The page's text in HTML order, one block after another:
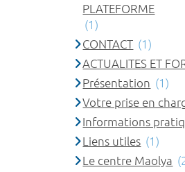
PLATEFORME
(1)
CONTACT (1)
ACTUALITES ET
Présentation (1)
Votre prise en
Informations
Liens utiles (1)
Le centre Maolya